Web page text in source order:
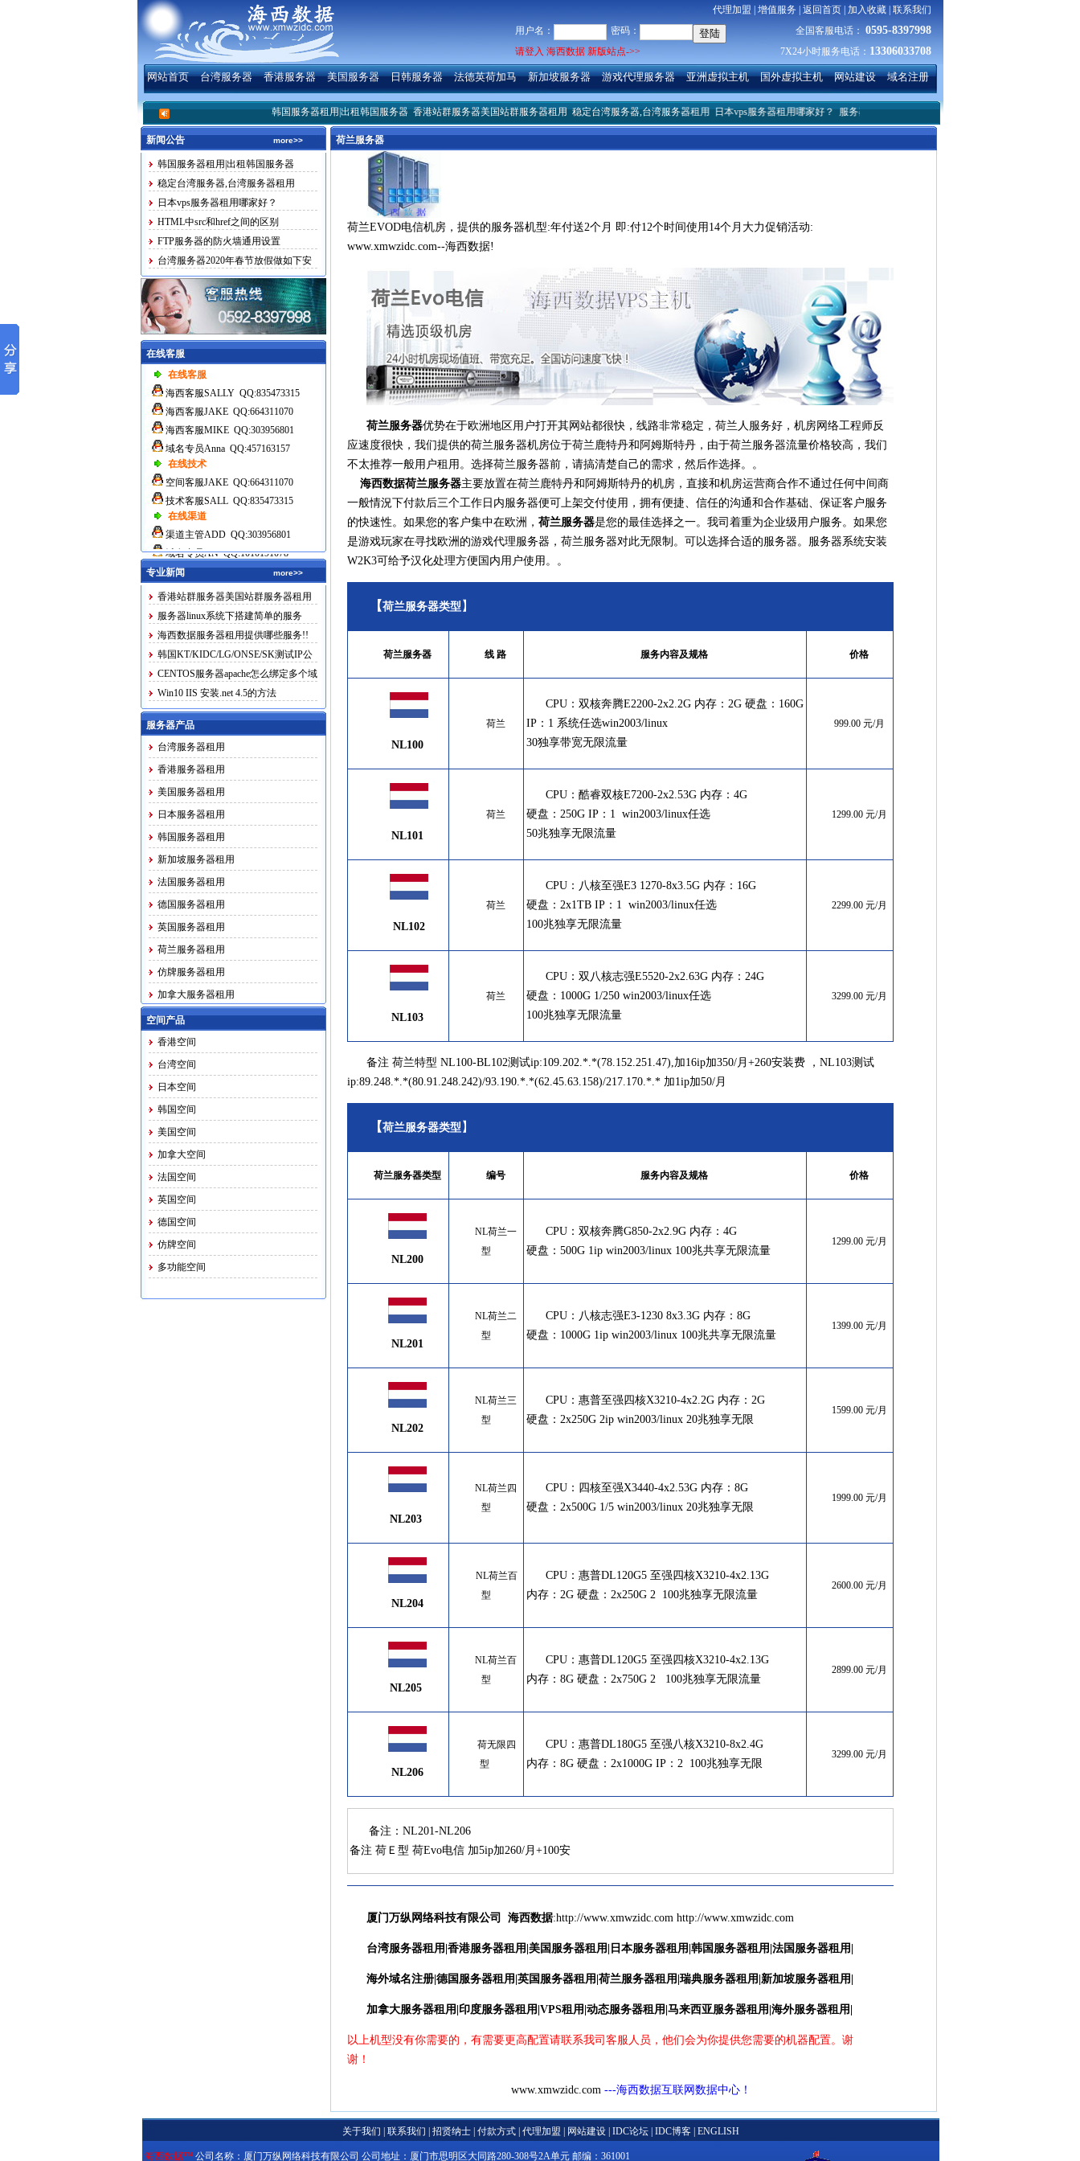
代理加盟 增值服务| 返回首页| 加入收藏| 联系我们
全国客服电话： 0595-8397998
7X24小时服务电话： 13306033708
用户名：
密码：
请登入 海西数据 新版站点->>
网站首页 台湾服务器 香港服务器 美国服务器 日韩服务器 法德英荷加马 新加坡服务器 游戏代理服务器 亚洲虚拟主机 国外虚拟主机 网站建设 域名注册
韩国服务器租用|出租韩国服务器香港站群服务器美国站群服务器租用稳定台湾服务器,台湾服务器租用日本vps服务器租用哪家好？服务器linux系统下搭建简单的服务
新闻公告 more>>
韩国服务器租用|出租韩国服务器
稳定台湾服务器,台湾服务器租用
日本vps服务器租用哪家好？
HTML中src和href之间的区别
FTP服务器的防火墙通用设置
台湾服务器2020年春节放假做如下安
排
在线客服
在线客服
海西客服SALLY QQ:835473315
海西客服JAKE QQ:664311070
海西客服MIKE QQ:303956801
域名专员Anna QQ:457163157
在线技术
空间客服JAKE QQ:664311070
技术客服SALL QQ:835473315
在线渠道
渠道主管ADD QQ:303956801
域名专员AN QQ:1010191078
专业新闻
more>>
香港站群服务器美国站群服务器租用
服务器linux系统下搭建简单的服务
海西数据服务器租用提供哪些服务!!
韩国KT/KIDC/LG/ONSE/SK测试IP公
布CENTOS服务器apache怎么绑定多个域
名Win10 IIS 安装.net 4.5的方法
服务器产品
台湾服务器租用
香港服务器租用
美国服务器租用
日本服务器租用
韩国服务器租用
新加坡服务器租用
法国服务器租用
德国服务器租用
英国服务器租用
荷兰服务器租用
仿牌服务器租用
加拿大服务器租用
马印越泰务器租用
空间产品
香港空间
台湾空间
日本空间
韩国空间
美国空间
加拿大空间
法国空间
英国空间
德国空间
仿牌空间
多功能空间
荷兰服务器
荷兰EVOD电信机房，提供的服务器机型:年付送2个月 即:付12个时间使用14个月大力促销活动:
www.xmwzidc.com--海西数据!
荷兰服务器优势在于欧洲地区用户打开其网站都很快，线路非常稳定，荷兰人服务好，机房网络工程师反
应速度很快，我们提供的荷兰服务器机房位于荷兰鹿特丹和阿姆斯特丹，由于荷兰服务器流量价格较高，我们
不太推荐一般用户租用。选择荷兰服务器前，请搞清楚自己的需求，然后作选择。。
海西数据荷兰服务器主要放置在荷兰鹿特丹和阿姆斯特丹的机房，直接和机房运营商合作不通过任何中间商
一般情況下付款后三个工作日内服务器便可上架交付使用，拥有便捷、信任的沟通和合作基础、保证客户服务
的快速性。如果您的客户集中在欧洲， 荷兰服务器是您的最佳选择之一。我司着重为企业级用户服务。如果您
是游戏玩家在寻找欧洲的游戏代理服务器，荷兰服务器对此无限制。可以选择合适的服务器。服务器系统安装
W2K3可给予汉化处理方便国内用户使用。。
【荷兰服务器类型 】
荷兰服务器 线 路 服务内容及规格 价格
NL100
荷兰
CPU：双核奔腾E2200-2x2.2G 内存：2G 硬盘：160G
IP：1 系统任选win2003/linux
30独享带宽无限流量
999.00 元/月
NL101
荷兰
CPU：酷睿双核E7200-2x2.53G 内存：4G
硬盘：250G IP：1 win2003/linux任选
50兆独享无限流量
1299.00 元/月
NL102
荷兰
CPU：八核至强E3 1270-8x3.5G 内存：16G
硬盘：2x1TB IP：1 win2003/linux任选
100兆独享无限流量
2299.00 元/月
NL103
荷兰
CPU：双八核志强E5520-2x2.63G 内存：24G
硬盘：1000G 1/250 win2003/linux任选
100兆独享无限流量
3299.00 元/月
备注 荷兰特型 NL100-BL102测试ip:109.202.*.*(78.152.251.47),加16ip加350/月+260安装费 ，NL103测试
ip:89.248.*.*(80.91.248.242)/93.190.*.*(62.45.63.158)/217.170.*.* 加1ip加50/月
【荷兰服务器类型 】
荷兰服务器类型 编号 服务内容及规格 价格
NL200
NL荷兰一
型
CPU： 双核奔腾G850-2x2.9G 内存：4G
硬盘：500G 1ip win2003/linux 100兆共享无限流量
1299.00 元/月
NL201
NL荷兰二
型
CPU：八核志强E3-1230 8x3.3G 内存：8G
硬盘：1000G 1ip win2003/linux 100兆共享无限流量
1399.00 元/月
NL202
NL荷兰三
型
CPU： 惠普至强四核X3210-4x2.2G 内存：2G
硬盘：2x250G 2ip win2003/linux 20兆独享无限
1599.00 元/月
NL203
NL荷兰四
型
CPU： 四核至强X3440-4x2.53G 内存：8G
硬盘：2x500G 1/5 win2003/linux 20兆独享无限
1999.00 元/月
NL204
NL荷兰百
型
CPU： 惠普DL120G5 至强四核X3210-4x2.13G
内存：2G 硬盘：2x250G 2 100兆独享无限流量
2600.00 元/月
NL205
NL荷兰百
型
CPU： 惠普DL120G5 至强四核X3210-4x2.13G
内存：8G 硬盘：2x750G 2
100兆独享无限流量
2899.00 元/月
NL206
荷无限四
型
CPU： 惠普DL180G5 至强八核X3210-8x2.4G
内存：8G 硬盘：2x1000G IP：2 100兆独享无限
3299.00 元/月
备注：NL201-NL206
备注 荷Ｅ型 荷Evo电信 加5ip加260/月+100安
厦门万纵网络科技有限公司 海西数据:http://www.xmwzidc.com http://www.xmwzidc.com
台湾服务器租用 香港服务器租用 美国服务器租用 日本服务器租用 韩国服务器租用 法国服务器租用|
海外域名注册| 德国服务器租用 英国服务器租用 荷兰服务器租用 瑞典服务器租用 新加坡服务器租用|
加拿大服务器租用 印度服务器租用 VPS租用 动态服务器租用 马来西亚服务器租用 海外服务器租用
以上机型没有你需要的，有需要更高配置请联系我司客服人员，他们会为你提供您需要的机器配置。谢
谢！
www.xmwzidc.com---海西数据互联网数据中心！
关于我们 联系我们 招贤纳士| 付款方式| 代理加盟 网站建设| IDC论坛| IDC博客| ENGLISH
海西数据™ 公司名称：厦门万纵网络科技有限公司 公司地址：厦门市思明区大同路280-308号2A单元 邮编：361001